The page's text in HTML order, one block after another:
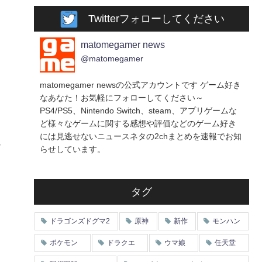
Twitterフォローしてください
matomegamer news
@matomegamer
matomegamer newsの公式アカウントです ゲーム好き
なあなた！お気軽にフォローしてください～
PS4/PS5、Nintendo Switch、steam、アプリゲームな
ど様々なゲームに関する感想や評価などのゲーム好き
には見逃せないニュースネタの2chまとめを速報でお知
らせしています。
タグ
ドラゴンズドグマ2 原神 新作 モンハン
ポケモン ドラクエ ウマ娘 任天堂